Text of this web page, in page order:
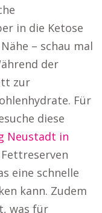
in die Ketose
– schau mal
der
zur
Für
diese
Neustadt in
eine schnelle
kann. Zudem
was für